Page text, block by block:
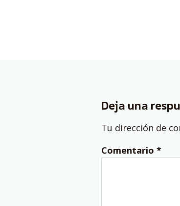
Deja una
Tu dirección de
Comentario *